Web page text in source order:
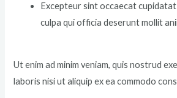
Excepteur sint occaecat
culpa qui officia deserunt mollit
Ut enim ad minim veniam, quis nostrud
laboris nisi ut aliquip ex ea commodo